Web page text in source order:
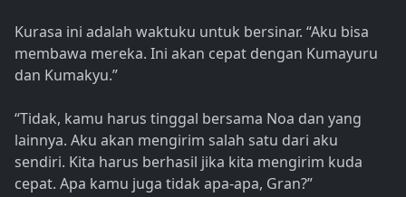
Kurasa ini adalah waktuku untuk bersinar. “Aku bisa
membawa mereka. Ini akan cepat dengan Kumayuru
dan Kumakyu.”
“Tidak, kamu harus tinggal bersama Noa dan yang
lainnya. Aku akan mengirim salah satu dari aku
sendiri. Kita harus berhasil jika kita mengirim kuda
cepat. Apa kamu juga tidak apa-apa, Gran?”